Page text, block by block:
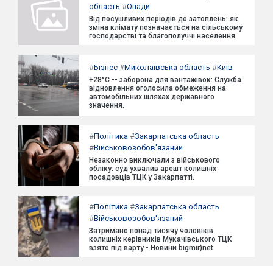
область #Опади
Від посушливих періодів до затоплень: як
зміна клімату позначається на сільському
господарстві та благополуччі населення.
#Бізнес #Миколаївська область #Київ
+28°C -- заборона для вантажівок: Служба
відновлення оголосила обмеження на
автомобільних шляхах державного
значення.
#Політика #Закарпатська область
#Військовозобов'язаний
Незаконно виключали з військового
обліку: суд ухвалив арешт колишніх
посадовців ТЦК у Закарпатті.
#Політика #Закарпатська область
#Військовозобов'язаний
Затримано понад тисячу чоловіків:
колишніх керівників Мукачівського ТЦК
взято під варту - Новини bigmir)net